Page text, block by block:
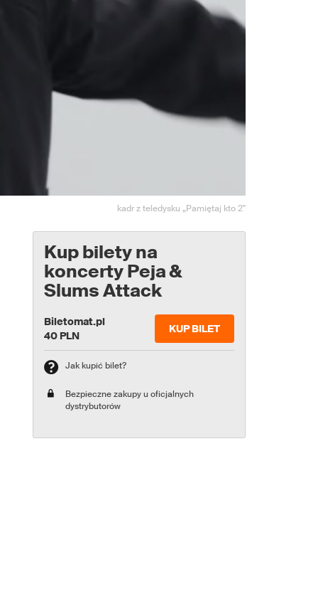
kadr z teledysku „Pamiętaj kto 2"
Kup bilety na
koncerty Peja &
Slums Attack
Biletomat.pl
40 PLN
KUP BILET
Jak kupić bilet?
Bezpieczne zakupy u oficjalnych
dystrybutorów